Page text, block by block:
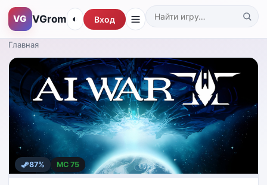
VG VGrom Поиск по каталогу
◐ Вход
Главная
87% MC 75